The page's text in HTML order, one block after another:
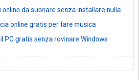
da suonare senza installare nulla
online gratis per fare musica
PC gratis senza rovinare Windows